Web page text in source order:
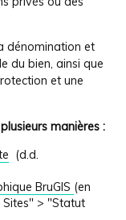
dénomination et
du bien, ainsi que
et une
manières :
(d.d.
BruGIS (en
> "Statut